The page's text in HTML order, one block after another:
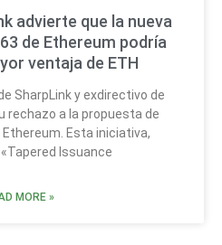
advierte que la nueva
de Ethereum podría
ventaja de ETH
SharpLink y exdirectivo de
rechazo a la propuesta de
Ethereum. Esta iniciativa,
Issuance
MORE »